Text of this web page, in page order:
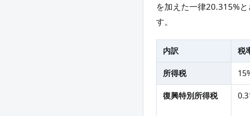
を加えた一律20.315%
す。
内訳 税
所得税
復興特別所得税